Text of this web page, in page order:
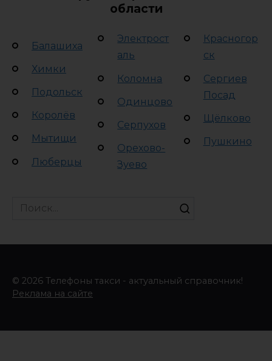
области
Балашиха
Химки
Подольск
Королёв
Мытищи
Люберцы
Электрост
аль
Коломна
Одинцово
Серпухов
Орехово-
Зуево
Красногор
ск
Сергиев
Посад
Щёлково
Пушкино
Search
© 2026 Телефоны такси - актуальный справочник!
Реклама на сайте